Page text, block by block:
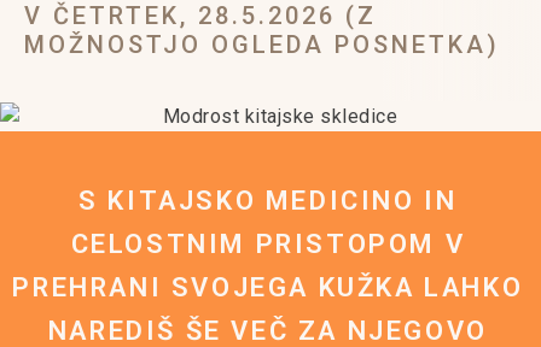
V ČETRTEK, 28.5.2026 (Z
MOŽNOSTJO OGLEDA POSNETKA)
S KITAJSKO MEDICINO IN
CELOSTNIM PRISTOPOM V
PREHRANI SVOJEGA KUŽKA LAHKO
NAREDIŠ ŠE VEČ ZA NJEGOVO